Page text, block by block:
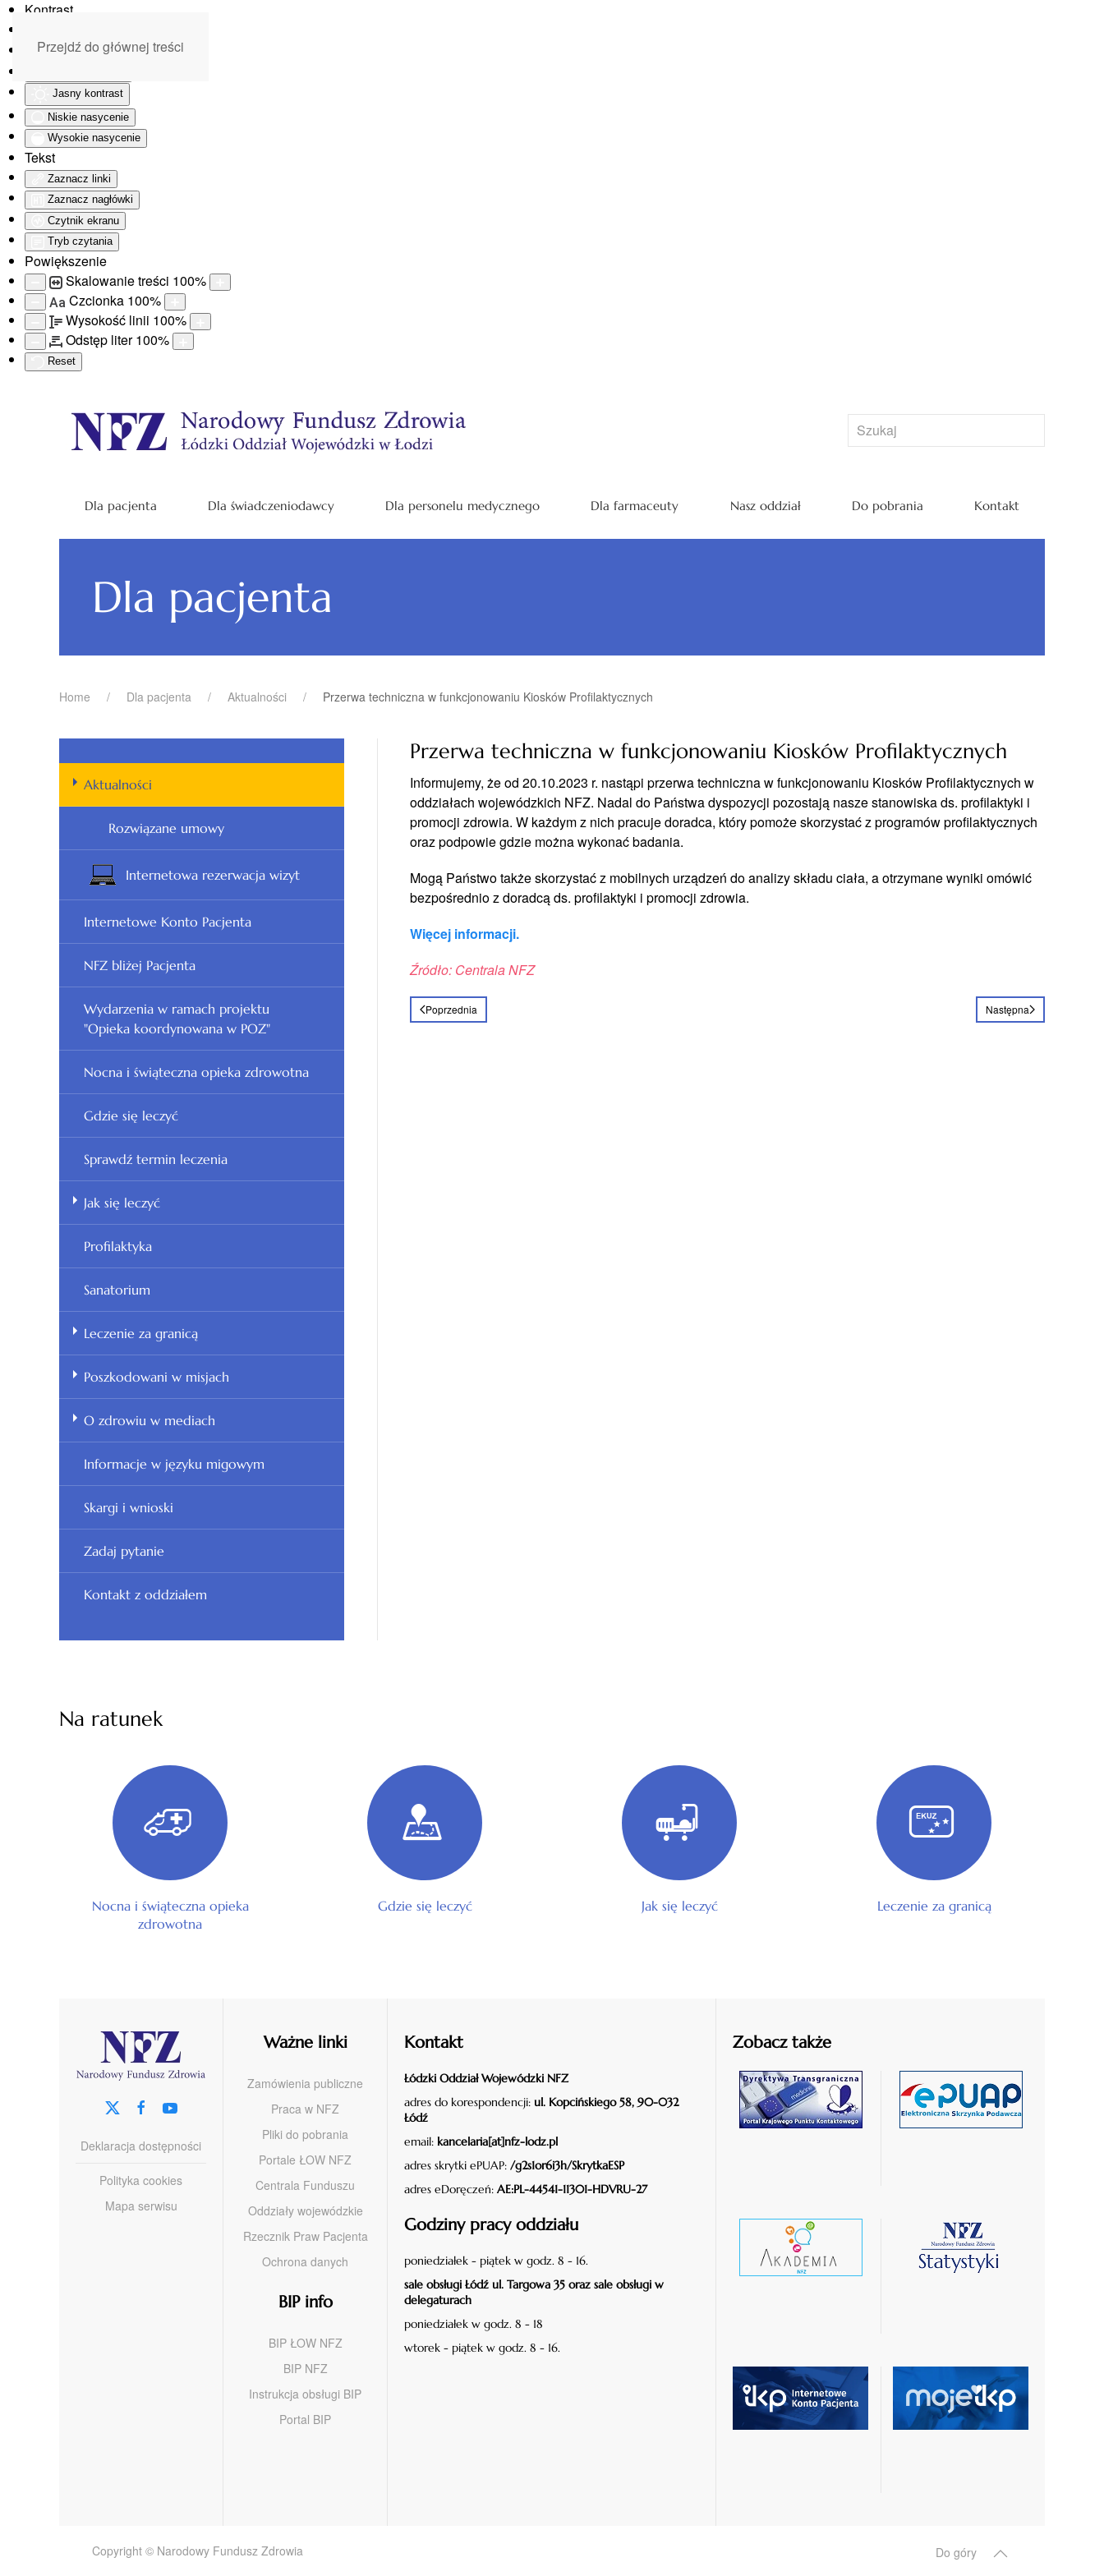
Kontrast
Monochromatyczny
Jasny kontrast
Niskie nasycenie
Wysokie nasycenie
Tekst
Zaznacz linki
Zaznacz nagłówki
Czytnik ekranu
Tryb czytania
Powiększenie
Skalowanie treści 100%
Aa Czcionka 100%
Wysokość linii 100%
Odstęp liter100%
Reset
Przejdź do głównej treści
Dla pacjenta Dla świadczeniodawcy Dla personelu medycznego Dla farmaceuty Nasz oddział Do pobrania Kontakt
Dla pacjenta
Home Dla pacjenta Aktualności Przerwa techniczna w funkcjonowaniu Kiosków Profilaktycznych
Przerwa techniczna w funkcjonowaniu Kiosków Profilaktycznych
Informujemy, że od 20.10.2023 r. nastąpi przerwa techniczna w funkcjonowaniu Kiosków Profilaktycznych w
oddziałach wojewódzkich NFZ. Nadal do Państwa dyspozycji pozostają nasze stanowiska ds. profilaktyki i
promocji zdrowia. W każdym z nich pracuje doradca, który pomoże skorzystać z programów profilaktycznych
oraz podpowie gdzie można wykonać badania.
Mogą Państwo także skorzystać z mobilnych urządzeń do analizy składu ciała, a otrzymane wyniki omówić
bezpośrednio z doradcą ds. profilaktyki i promocji zdrowia.
Więcej informacji.
Źródło: Centrala NFZ
Poprzednia Następna
Aktualności
Rozwiązane umowy
Internetowa rezerwacja wizyt
Internetowe Konto Pacjenta
NFZ bliżej Pacjenta
Wydarzenia w ramach projektu
"Opieka koordynowana w POZ"
Nocna i świąteczna opieka zdrowotna
Gdzie się leczyć
Sprawdź termin leczenia
Jak się leczyć
Profilaktyka
Sanatorium
Leczenie za granicą
Poszkodowani w misjach
O zdrowiu w mediach
Informacje w języku migowym
Skargi i wnioski
Zadaj pytanie
Kontakt z oddziałem
Na ratunek
Nocna i świąteczna opieka
zdrowotna
Gdzie się leczyć Jak się leczyć Leczenie za granicą
Deklaracja dostępności
Polityka cookies
Mapa serwisu
Ważne linki
Zamówienia publiczne
Praca w NFZ
Pliki do pobrania
Portale ŁOW NFZ
Centrala Funduszu
Oddziały wojewódzkie
Rzecznik Praw Pacjenta
Ochrona danych
BIP info
BIP ŁOW NFZ
BIP NFZ
Instrukcja obsługi BIP
Portal BIP
Kontakt
Łódzki Oddział Wojewódzki NFZ
adres do korespondencji: ul. Kopcińskiego 58, 90-032
Łódź
email: kancelaria[at]nfz-lodz.pl
adres skrytki ePUAP: /g2s1or6i3h/SkrytkaESP
adres eDoręczeń: AE:PL-44541-11301-HDVRU-27
Godziny pracy oddziału
poniedziałek - piątek w godz. 8 - 16.
sale obsługi Łódź ul. Targowa 35 oraz sale obsługi w
delegaturach
poniedziałek w godz. 8 - 18
wtorek - piątek w godz. 8 - 16.
Zobacz także
czytaj
czytaj
czytaj
czytaj
czytaj
czytaj
Copyright © Narodowy Fundusz Zdrowia Do góry